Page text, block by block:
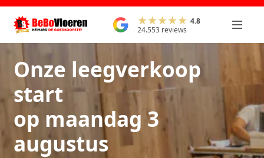
4.8
24.553 reviews
Onze leegverkoop
start
op maandag 3
augustus